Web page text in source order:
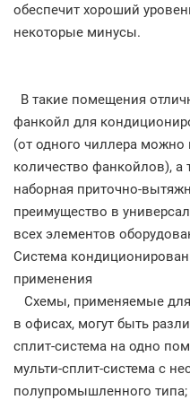
обеспечит хороший
некоторые минусы.
В такие помещения
фанкойл для
(от одного чиллера
количество фанкойлов), а
наборная приточно-
преимущество в
всех элементов
Система
применения
Схемы, применяемые
в офисах, могут быть
сплит-система на одно
мульти-сплит-система с
полупромышленного типа;